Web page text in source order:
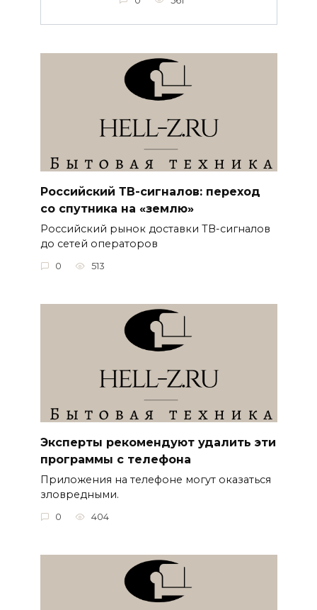
Российский ТВ-сигналов: переход
со спутника на «землю»
Российский рынок доставки ТВ-сигналов
до сетей операторов
0 513
Эксперты рекомендуют удалить эти
программы с телефона
Приложения на телефоне могут оказаться
зловредными.
0 404